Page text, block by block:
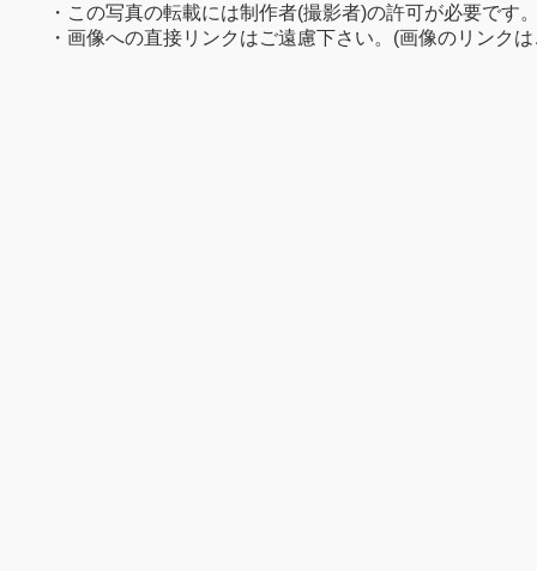
・この写真の転載には制作者(撮影者)の許可が必要です
・画像への直接リンクはご遠慮下さい。(画像のリンク